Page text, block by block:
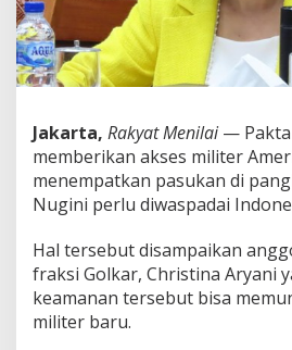
t
d
n
e
s
i
a
a
s
p
a
Jakarta, Rakyat Menilai— Pakta
memberikan akses militer
menempatkan pasukan di
Nugini perlu diwaspadai
Hal tersebut disampaikan
fraksi Golkar, Christina Aryani
keamanan tersebut bisa
militer baru.